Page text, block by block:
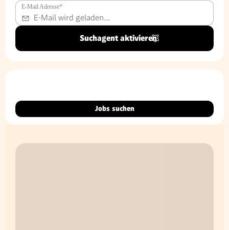
E-Mail Adresse*
Suchagent aktivieren
Jobs suchen